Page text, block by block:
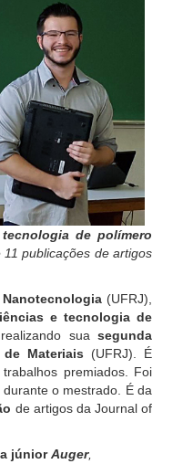
de polímero
publicações de artigos
(UFRJ),
e tecnologia de
realizando suasegunda
Materiais (UFRJ). É
premiados. Foi
durante o mestrado. É da
de artigos da Journal of
júniorAuger,